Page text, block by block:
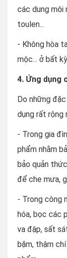
các dung môi
toulen...
- Không hòa
mộc... ở bất
4. Ứng dụng
Do những
dụng rất
- Trong gia
phẩm nhằm
bảo quản
để che mưa,
- Trong công
hóa, bọc các
va đập, sất
bặm, thậm